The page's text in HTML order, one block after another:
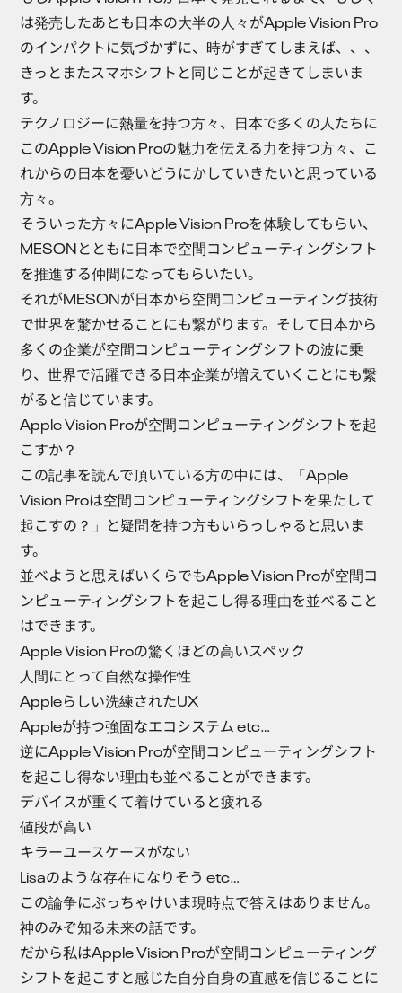
は発売したあとも日本の大半の人々がApple Vision Pro
のインパクトに気づかずに、時がすぎてしまえば、、、
きっとまたスマホシフトと同じことが起きてしまいま
す。
テクノロジーに熱量を持つ方々、日本で多くの人たちに
このApple Vision Proの魅力を伝える力を持つ方々、こ
れからの日本を憂いどうにかしていきたいと思っている
方々。
そういった方々にApple Vision Proを体験してもらい、
MESONとともに日本で空間コンピューティングシフト
を推進する仲間になってもらいたい。
それがMESONが日本から空間コンピューティング技術
で世界を驚かせることにも繋がります。そして日本から
多くの企業が空間コンピューティングシフトの波に乗
り、世界で活躍できる日本企業が増えていくことにも繋
がると信じています。
Apple Vision Proが空間コンピューティングシフトを起
こすか？
この記事を読んで頂いている方の中には、「Apple
Vision Proは空間コンピューティングシフトを果たして
起こすの？」と疑問を持つ方もいらっしゃると思いま
す。
並べようと思えばいくらでもApple Vision Proが空間コ
ンピューティングシフトを起こし得る理由を並べること
はできます。
Apple Vision Proの驚くほどの高いスペック
人間にとって自然な操作性
Appleらしい洗練されたUX
Appleが持つ強固なエコシステム etc…
逆にApple Vision Proが空間コンピューティングシフト
を起こし得ない理由も並べることができます。
デバイスが重くて着けていると疲れる
値段が高い
キラーユースケースがない
Lisaのような存在になりそう etc…
この論争にぶっちゃけいま現時点で答えはありません。
神のみぞ知る未来の話です。
だから私はApple Vision Proが空間コンピューティング
シフトを起こすと感じた自分自身の直感を信じることに